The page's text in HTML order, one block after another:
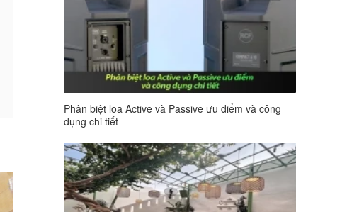
Phân biệt loa Active và Passive ưu điểm và công
dụng chi tiết